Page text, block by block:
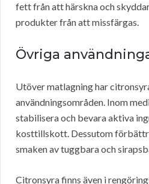
fett från att härskna och
produkter från att missfärgas.
Övriga
Utöver matlagning har
användningsområden. Inom
stabilisera och bevara aktiva
kosttillskott. Dessutom
smaken av tuggbara och
Citronsyra finns även i